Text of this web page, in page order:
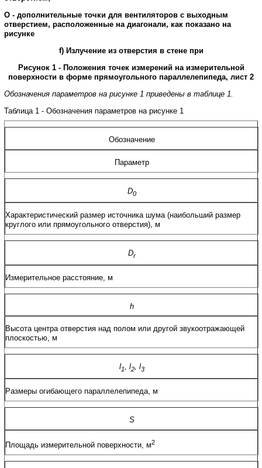
О - дополнительные точки для вентиляторов с выходным
отверстием, расположенные на диагонали, как показано на
рисунке
f) Излучение из отверстия в стене при
Рисунок1 - Положения точек измерений на измерительной
поверхности в форме прямоугольного параллелепипеда, лист 2
Обозначения параметров на рисунке 1 приведены в таблице 1.
Таблица 1 - Обозначения параметров на рисунке 1
Обозначение
Параметр
D0
Характеристический размер источника шума (наибольший размер
круглого или прямоугольного отверстия), м
Dr
Измерительное расстояние м
h
Высота центра отверстия над полом или другой звукоотражающей
плоскостью, м
l1, l2, l3
Размеры огибающего параллелепипеда м
S
Площадь измерительной поверхности, м2